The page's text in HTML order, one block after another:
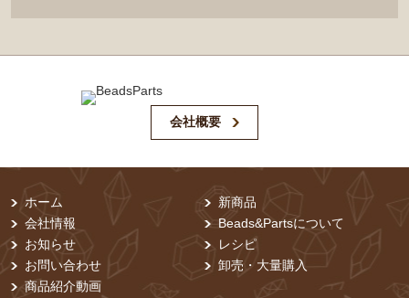
会社概要
ホーム
会社情報
お知らせ
お問い合わせ
商品紹介動画
新商品
Beads&Partsについて
レシピ
卸売・⼤量購⼊